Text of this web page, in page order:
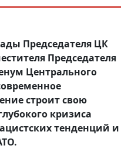
Председателя ЦК
Председателя
Центрального
строит свою
кризиса
тенденций и